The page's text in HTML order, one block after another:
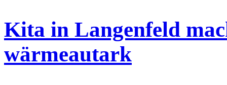
Kita in Langenfeld
wärmeautark